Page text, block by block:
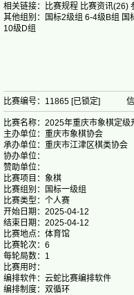
相关链接：
比赛规程 比赛资讯(26)
其他组别：
国标2级组 6-4级B组 国
10级D组
比赛编号：11865 [已锁定]
比赛名称：2025年重庆市象棋定级
主办单位：重庆市象棋协会
承办单位：重庆市江津区棋类协会
协办单位：
赞助单位：
比赛项目：象棋
比赛组别：国标一级组
比赛类型：个人赛
开始日期：2025-04-12
结束日期：2025-04-12
比赛地点：体育馆
比赛轮次：6
每轮局数：1
比赛用时：
编排软件：云蛇比赛编排软件
编排制度：双循环